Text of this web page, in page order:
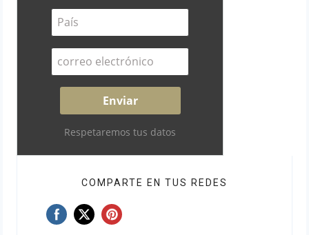
Respetaremos tus datos
COMPARTE EN TUS REDES